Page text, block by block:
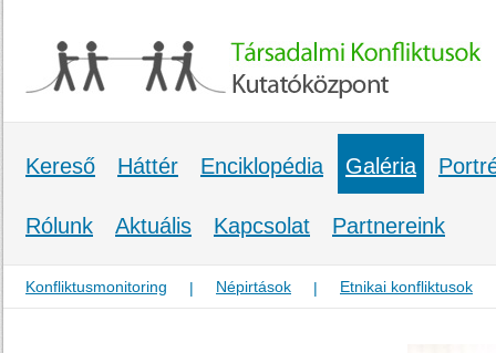
Kereső Háttér Enciklopédia Galéria
Rólunk Aktuális Kapcsolat Partnereink
Konfliktusmonitoring | Népirtások | Etnikai konfliktusok